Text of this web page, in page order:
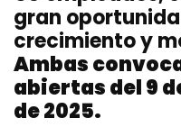
gran
crecimiento y
Ambas
abiertas del 9
de 2025.